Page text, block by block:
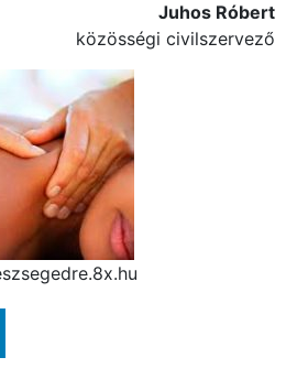
Juhos Róbert
közösségi civilszervező